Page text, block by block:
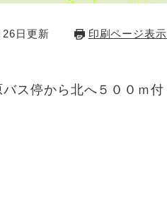
日更新 印刷ページ表示
ス停から北へ５００ｍ付